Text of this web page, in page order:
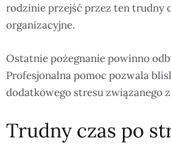
rodzinie przejść przez ten trudny
organizacyjne.
Ostatnie pożegnanie powinno
Profesjonalna pomoc pozwala
dodatkowego stresu związanego
Trudny czas po